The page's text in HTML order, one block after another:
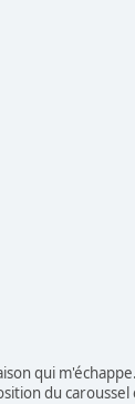
qui
du